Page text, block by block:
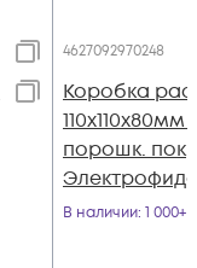
4627092970248
Коробка
110х110х80мм
порошк.
В наличии: 1 000+